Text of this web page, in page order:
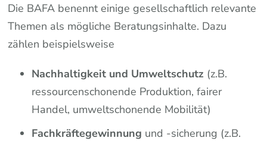
Die BAFA benennt einige gesellschaftlich relevante
Themen als mögliche Beratungsinhalte. Dazu
zählen beispielsweise
Nachhaltigkeit und Umweltschutz (z.B.
ressourcenschonende Produktion, fairer
Handel, umweltschonende Mobilität)
Fachkräftegewinnung und -sicherung (z.B.